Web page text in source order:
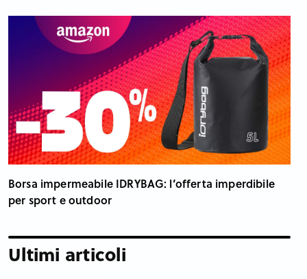
Borsa impermeabile IDRYBAG: l’offerta imperdibile
per sport e outdoor
Ultimi articoli